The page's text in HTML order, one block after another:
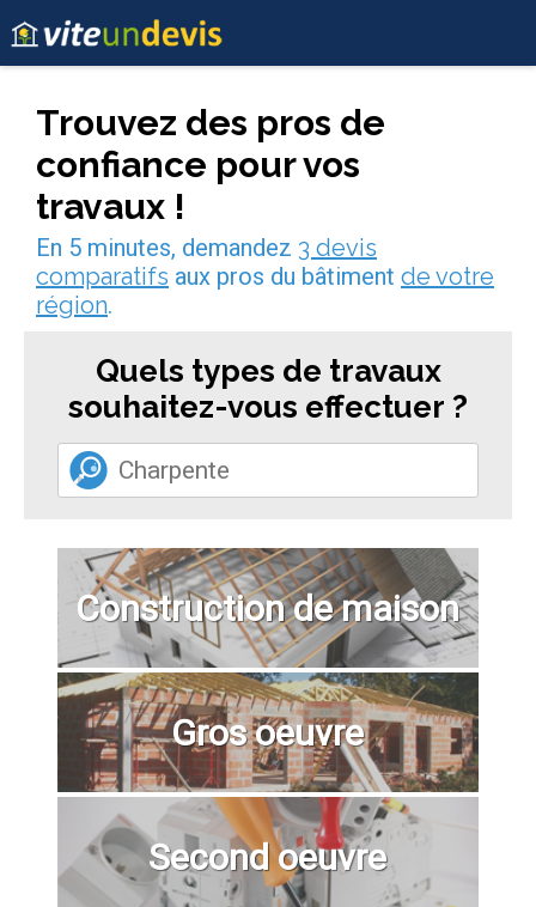
Trouvez des pros de
confiance pour vos
travaux !
En 5 minutes, demandez 3 devis
comparatifs aux pros du bâtiment de votre
région.
Quels types de travaux
souhaitez-vous effectuer ?
Construction de maison
Gros oeuvre
Second oeuvre